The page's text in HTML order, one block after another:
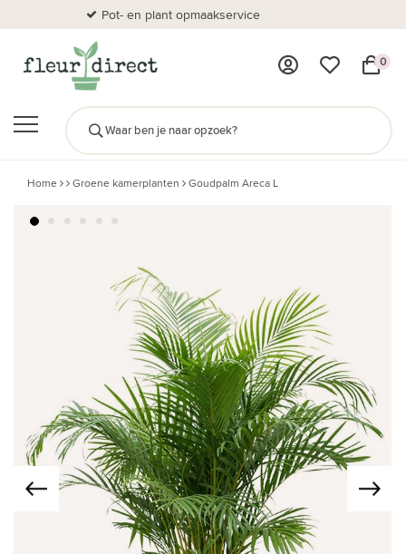
Pot- en plant opmaakservice
0
Home Groene kamerplanten Goudpalm Areca L